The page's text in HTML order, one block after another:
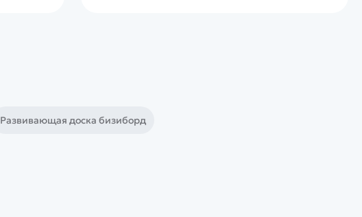
Развивающая доска бизиборд